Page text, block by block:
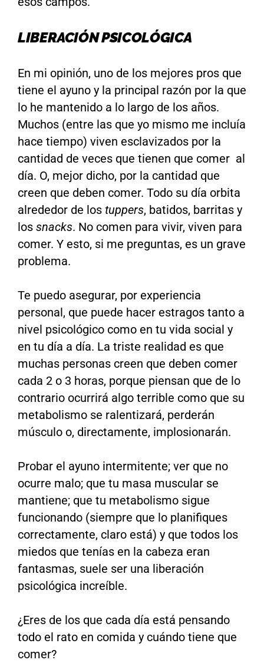
LIBERACIÓN PSICOLÓGICA
En mi opinión, uno de los mejores pros que
tiene el ayuno y la principal razón por la que
lo he mantenido a lo largo de los años.
Muchos (entre las que yo mismo me incluía
hace tiempo) viven esclavizados por la
cantidad de veces que tienen que comer al
día. O, mejor dicho, por la cantidad que
creen que deben comer. Todo su día orbita
alrededor de los tuppers, batidos, barritas y
los snacks. No comen para vivir, viven para
comer. Y esto, si me preguntas, es un grave
problema.
Te puedo asegurar, por experiencia
personal, que puede hacer estragos tanto a
nivel psicológico como en tu vida social y
en tu día a día. La triste realidad es que
muchas personas creen que deben comer
cada 2 o 3 horas, porque piensan que de lo
contrario ocurrirá algo terrible como que su
metabolismo se ralentizará, perderán
músculo o, directamente, implosionarán.
Probar el ayuno intermitente; ver que no
ocurre malo; que tu masa muscular se
mantiene; que tu metabolismo sigue
funcionando (siempre que lo planifiques
correctamente, claro está) y que todos los
miedos que tenías en la cabeza eran
fantasmas, suele ser una liberación
psicológica increíble.
¿Eres de los que cada día está pensando
todo el rato en comida y cuándo tiene que
comer?